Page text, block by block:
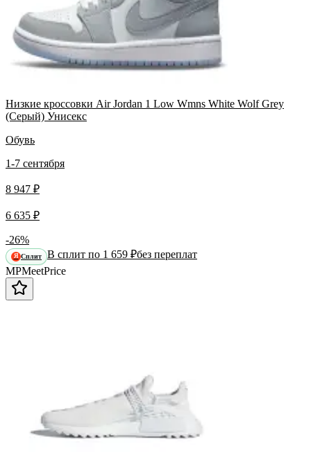
Низкие кроссовки Air Jordan 1 Low Wmns White Wolf Grey
(Серый) Унисекс
Обувь
1-7 сентября
8 947 ₽
6 635 ₽
-26%
Я Сплит В сплит по 1 659 ₽без переплат
MPMeetPrice